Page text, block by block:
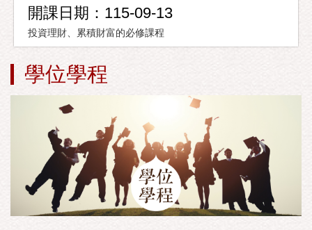
開課日期：115-09-13
投資理財、累積財富的必修課程
學位學程